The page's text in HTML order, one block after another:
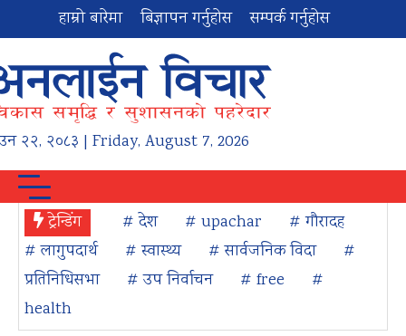
हाम्रो बारेमा बिज्ञापन गर्नुहोस सम्पर्क गर्नुहोस
२२, २०८३ | Friday, August 7, 2026
ट्रेन्डिंग # देश # upachar
# गौरादह
# लागुपदार्थ
# स्वास्थ्य # सार्वजनिक विदा
#
प्रतिनिधिसभा
# उप निर्वाचन # free
#
health